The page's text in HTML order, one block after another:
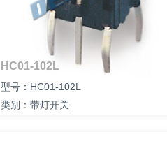
HC01-102L
型号：HC01-102L
类别：带灯开关